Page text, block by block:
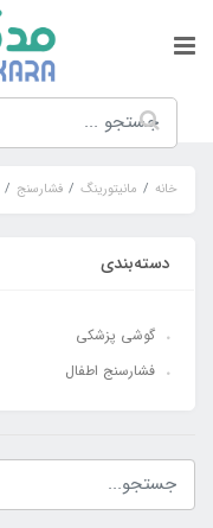
خانه مانیتورینگ فشارسنج
دسته‌بندی
گوشی پزشکی
فشارسنج اطفال